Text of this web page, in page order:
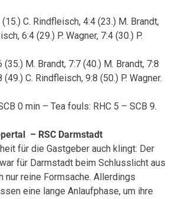
C. Rindfleisch, 4:4 (23.) M. Brandt,
6:4 (29.) P. Wagner, 7:4 (30.) P.
(35.) M. Brandt, 7:7 (40.) M. Brandt, 7:8
(49.) C. Rindfleisch, 9:8 (50.) P. Wagner.
0 min – Tea fouls: RHC 5 – SCB 9.
– RSC Darmstadt
für die Gastgeber auch klingt: Der
für Darmstadt beim Schlusslicht aus
nur reine Formsache. Allerdings
eine lange Anlaufphase, um ihre